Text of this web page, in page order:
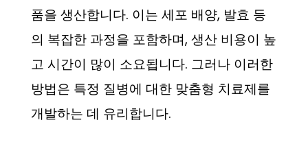
품을 생산합니다. 이는 세포 배양, 발효 등
의 복잡한 과정을 포함하며, 생산 비용이 높
고 시간이 많이 소요됩니다. 그러나 이러한
방법은 특정 질병에 대한 맞춤형 치료제를
개발하는 데 유리합니다.